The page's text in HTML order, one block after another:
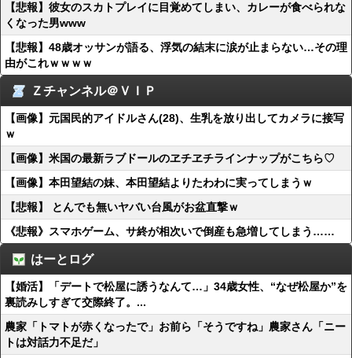
【悲報】彼女のスカトプレイに目覚めてしまい、カレーが食べられな
くなった男www
【悲報】48歳オッサンが語る、浮気の結末に涙が止まらない…その理
由がこれｗｗｗｗ
Ｚチャンネル＠ＶＩＰ
【画像】元国民的アイドルさん(28)、生乳を放り出してカメラに接写
ｗ
【画像】米国の最新ラブドールのヱチヱチラインナップがこちら♡
【画像】本田望結の妹、本田望結よりたわわに実ってしまうｗ
【悲報】 とんでも無いヤバい台風がお盆直撃ｗ
《悲報》スマホゲーム、サ終が相次いで倒産も急増してしまう……
はーとログ
【婚活】「デートで松屋に誘うなんて…」34歳女性、“なぜ松屋か”を
裏読みしすぎて交際終了。...
農家「トマトが赤くなったで」お前ら「そうですね」農家さん「ニー
トは対話力不足だ」